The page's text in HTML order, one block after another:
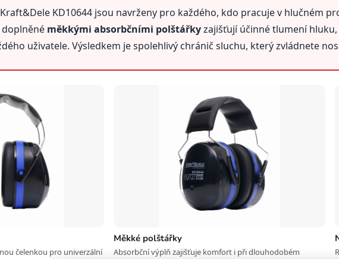
KD10644 jsou navrženy pro každého, kdo pracuje v hlučném
doplněné měkkými absorbčními polštářkyzajišťují účinné tlumení
uživatele. Výsledkem je spolehlivý chránič sluchu, který zvládnete
čelenkou pro univerzální
Měkké polštářky
Absorbční výplň zajišťuje komfort i při dlouhodobém